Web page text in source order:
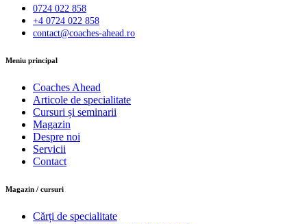
0724 022 858
+4 0724 022 858
contact@coaches-ahead.ro
facebook-
Meniu principal
Coaches Ahead
Articole de specialitate
Cursuri și seminarii
Magazin
Despre noi
Servicii
Contact
Magazin / cursuri
Cărți de specialitate